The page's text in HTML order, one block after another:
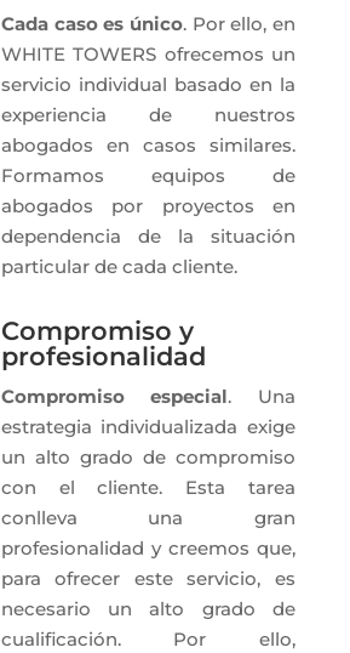
Cada caso es único. Por ello, en
WHITE TOWERS ofrecemos un
servicio individual basado en la
experiencia de nuestros
abogados en casos similares.
Formamos equipos de
abogados por proyectos en
dependencia de la situación
particular de cada cliente.
Compromiso y
profesionalidad
Compromiso especial. Una
estrategia individualizada exige
un alto grado de compromiso
con el cliente. Esta tarea
conlleva una gran
profesionalidad y creemos que,
para ofrecer este servicio, es
necesario un alto grado de
cualificación. Por ello,